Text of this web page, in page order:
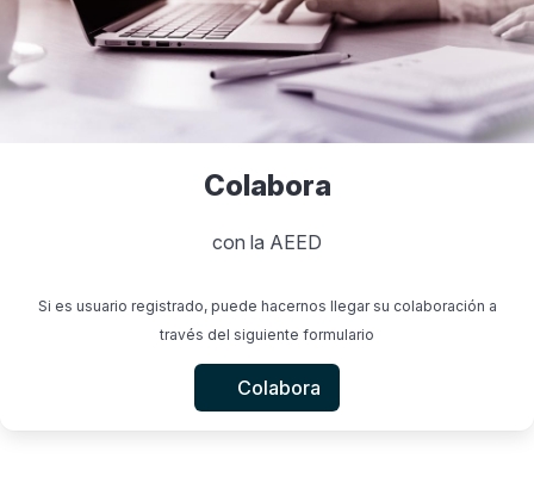
Colabora
con la AEED
Si es usuario registrado, puede hacernos llegar su colaboración a
través del siguiente formulario
Colabora